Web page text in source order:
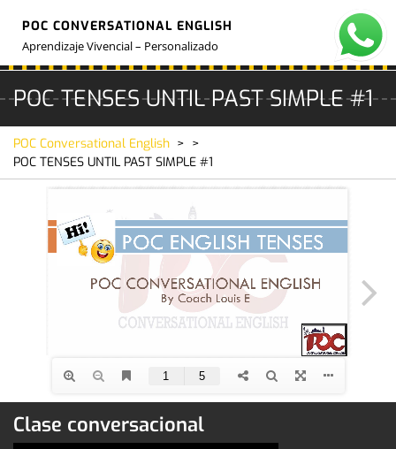
content
POC CONVERSATIONAL ENGLISH
Aprendizaje Vivencial – Personalizado
POC TENSES UNTIL PAST SIMPLE #1
POC Conversational English > >
POC TENSES UNTIL PAST SIMPLE #1
Clase conversacional